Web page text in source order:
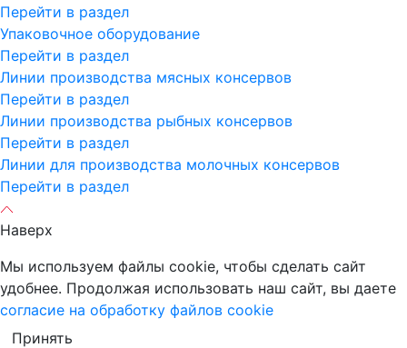
Перейти в раздел
Упаковочное оборудование
Перейти в раздел
Линии производства мясных консервов
Перейти в раздел
Линии производства рыбных консервов
Перейти в раздел
Линии для производства молочных консервов
Перейти в раздел
Наверх
Мы используем файлы cookie, чтобы сделать сайт
удобнее. Продолжая использовать наш сайт, вы даете
согласие на обработку файлов cookie
Принять